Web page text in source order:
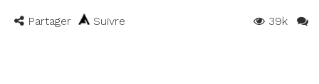
Partager Suivre 39k